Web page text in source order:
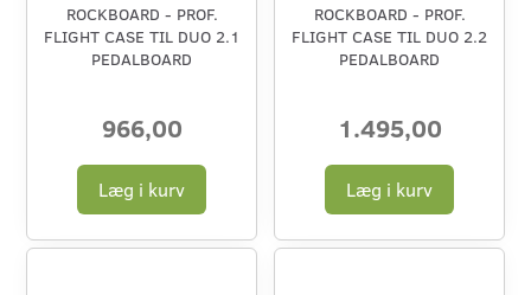
ROCKBOARD - PROF.
FLIGHT CASE TIL DUO 2.1
PEDALBOARD
966,00
Læg i kurv
ROCKBOARD - PROF.
FLIGHT CASE TIL DUO 2.2
PEDALBOARD
1.495,00
Læg i kurv